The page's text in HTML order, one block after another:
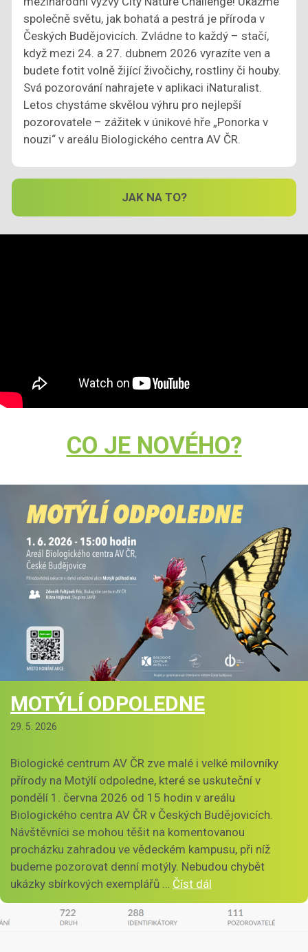
společně světu, jak bohatá a pestrá je příroda v
Českých Budějovicích. Zvládne to každý – stačí,
když mezi 24. a 27. dubnem 2026 vyrazíte ven a
budete fotit volně žijící živočichy, rostliny či houby.
Svá pozorování nahrajete v aplikaci iNaturalist.
Letos chystáme skvělou výhru pro nejlepší
pozorovatele – zážitek v únikové hře „Ponorka v
nouzi“ v areálu Biologického centra AV ČR.
JAK NA TO?
CO JE NOVÉHO?
MOTÝLÍ ODPOLEDNE
29. 5. 2026
Biologické centrum AV ČR zve malé i velké milovníky
přírody na Motýlí odpoledne, které se uskuteční v
pondělí 1. června 2026 od 15 hodin v areálu
Biologického centra AV ČR v Českých Budějovicích.
Návštěvníci se mohou těšit na komentovanou
procházku zahradou ve vědeckém kampusu, při níž
budeme pozorovat denní motýly. Nebudou chybět
ukázky sbírkových exemplářů … Číst dál